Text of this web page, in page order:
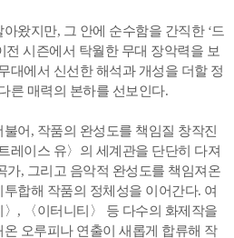
왔지만, 그 안에 순수함을 간직한 ‘드
전 시즌에서 탁월한 무대 장악력을 보
대에서 신선한 해석과 개성을 더할 정
른 매력의 본하를 선보인다.
어, 작품의 완성도를 책임질 창작진
레이스 유〉의 세계관을 단단히 다져
가, 그리고 음악적 완성도를 책임져온
합해 작품의 정체성을 이어간다. 여
, 〈이터니티〉 등 다수의 화제작을
오루피나 연출이 새롭게 합류해 작